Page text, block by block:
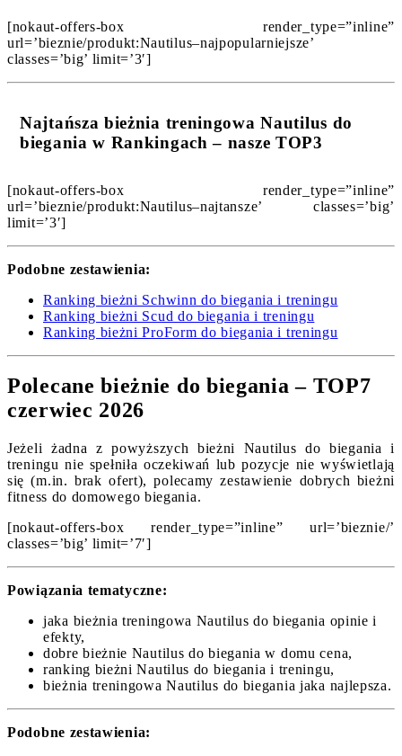
[nokaut-offers-box render_type=”inline”
url=’bieznie/produkt:Nautilus–najpopularniejsze’
classes=’big’ limit=’3′]
Najtańsza bieżnia treningowa Nautilus do
biegania w Rankingach – nasze TOP3
[nokaut-offers-box render_type=”inline”
url=’bieznie/produkt:Nautilus–najtansze’ classes=’big’
limit=’3′]
Podobne zestawienia:
Ranking bieżni Schwinn do biegania i treningu
Ranking bieżni Scud do biegania i treningu
Ranking bieżni ProForm do biegania i treningu
Polecane bieżnie do biegania – TOP7
czerwiec 2026
Jeżeli żadna z powyższych bieżni Nautilus do biegania i
treningu nie spełniła oczekiwań lub pozycje nie wyświetlają
się (m.in. brak ofert), polecamy zestawienie dobrych bieżni
fitness do domowego biegania.
[nokaut-offers-box render_type=”inline” url=’bieznie/’
classes=’big’ limit=’7′]
Powiązania tematyczne:
jaka bieżnia treningowa Nautilus do biegania opinie i
efekty,
dobre bieżnie Nautilus do biegania w domu cena,
ranking bieżni Nautilus do biegania i treningu,
bieżnia treningowa Nautilus do biegania jaka najlepsza.
Podobne zestawienia: